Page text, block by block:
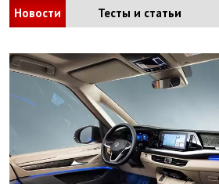
Новости Тесты и статьи